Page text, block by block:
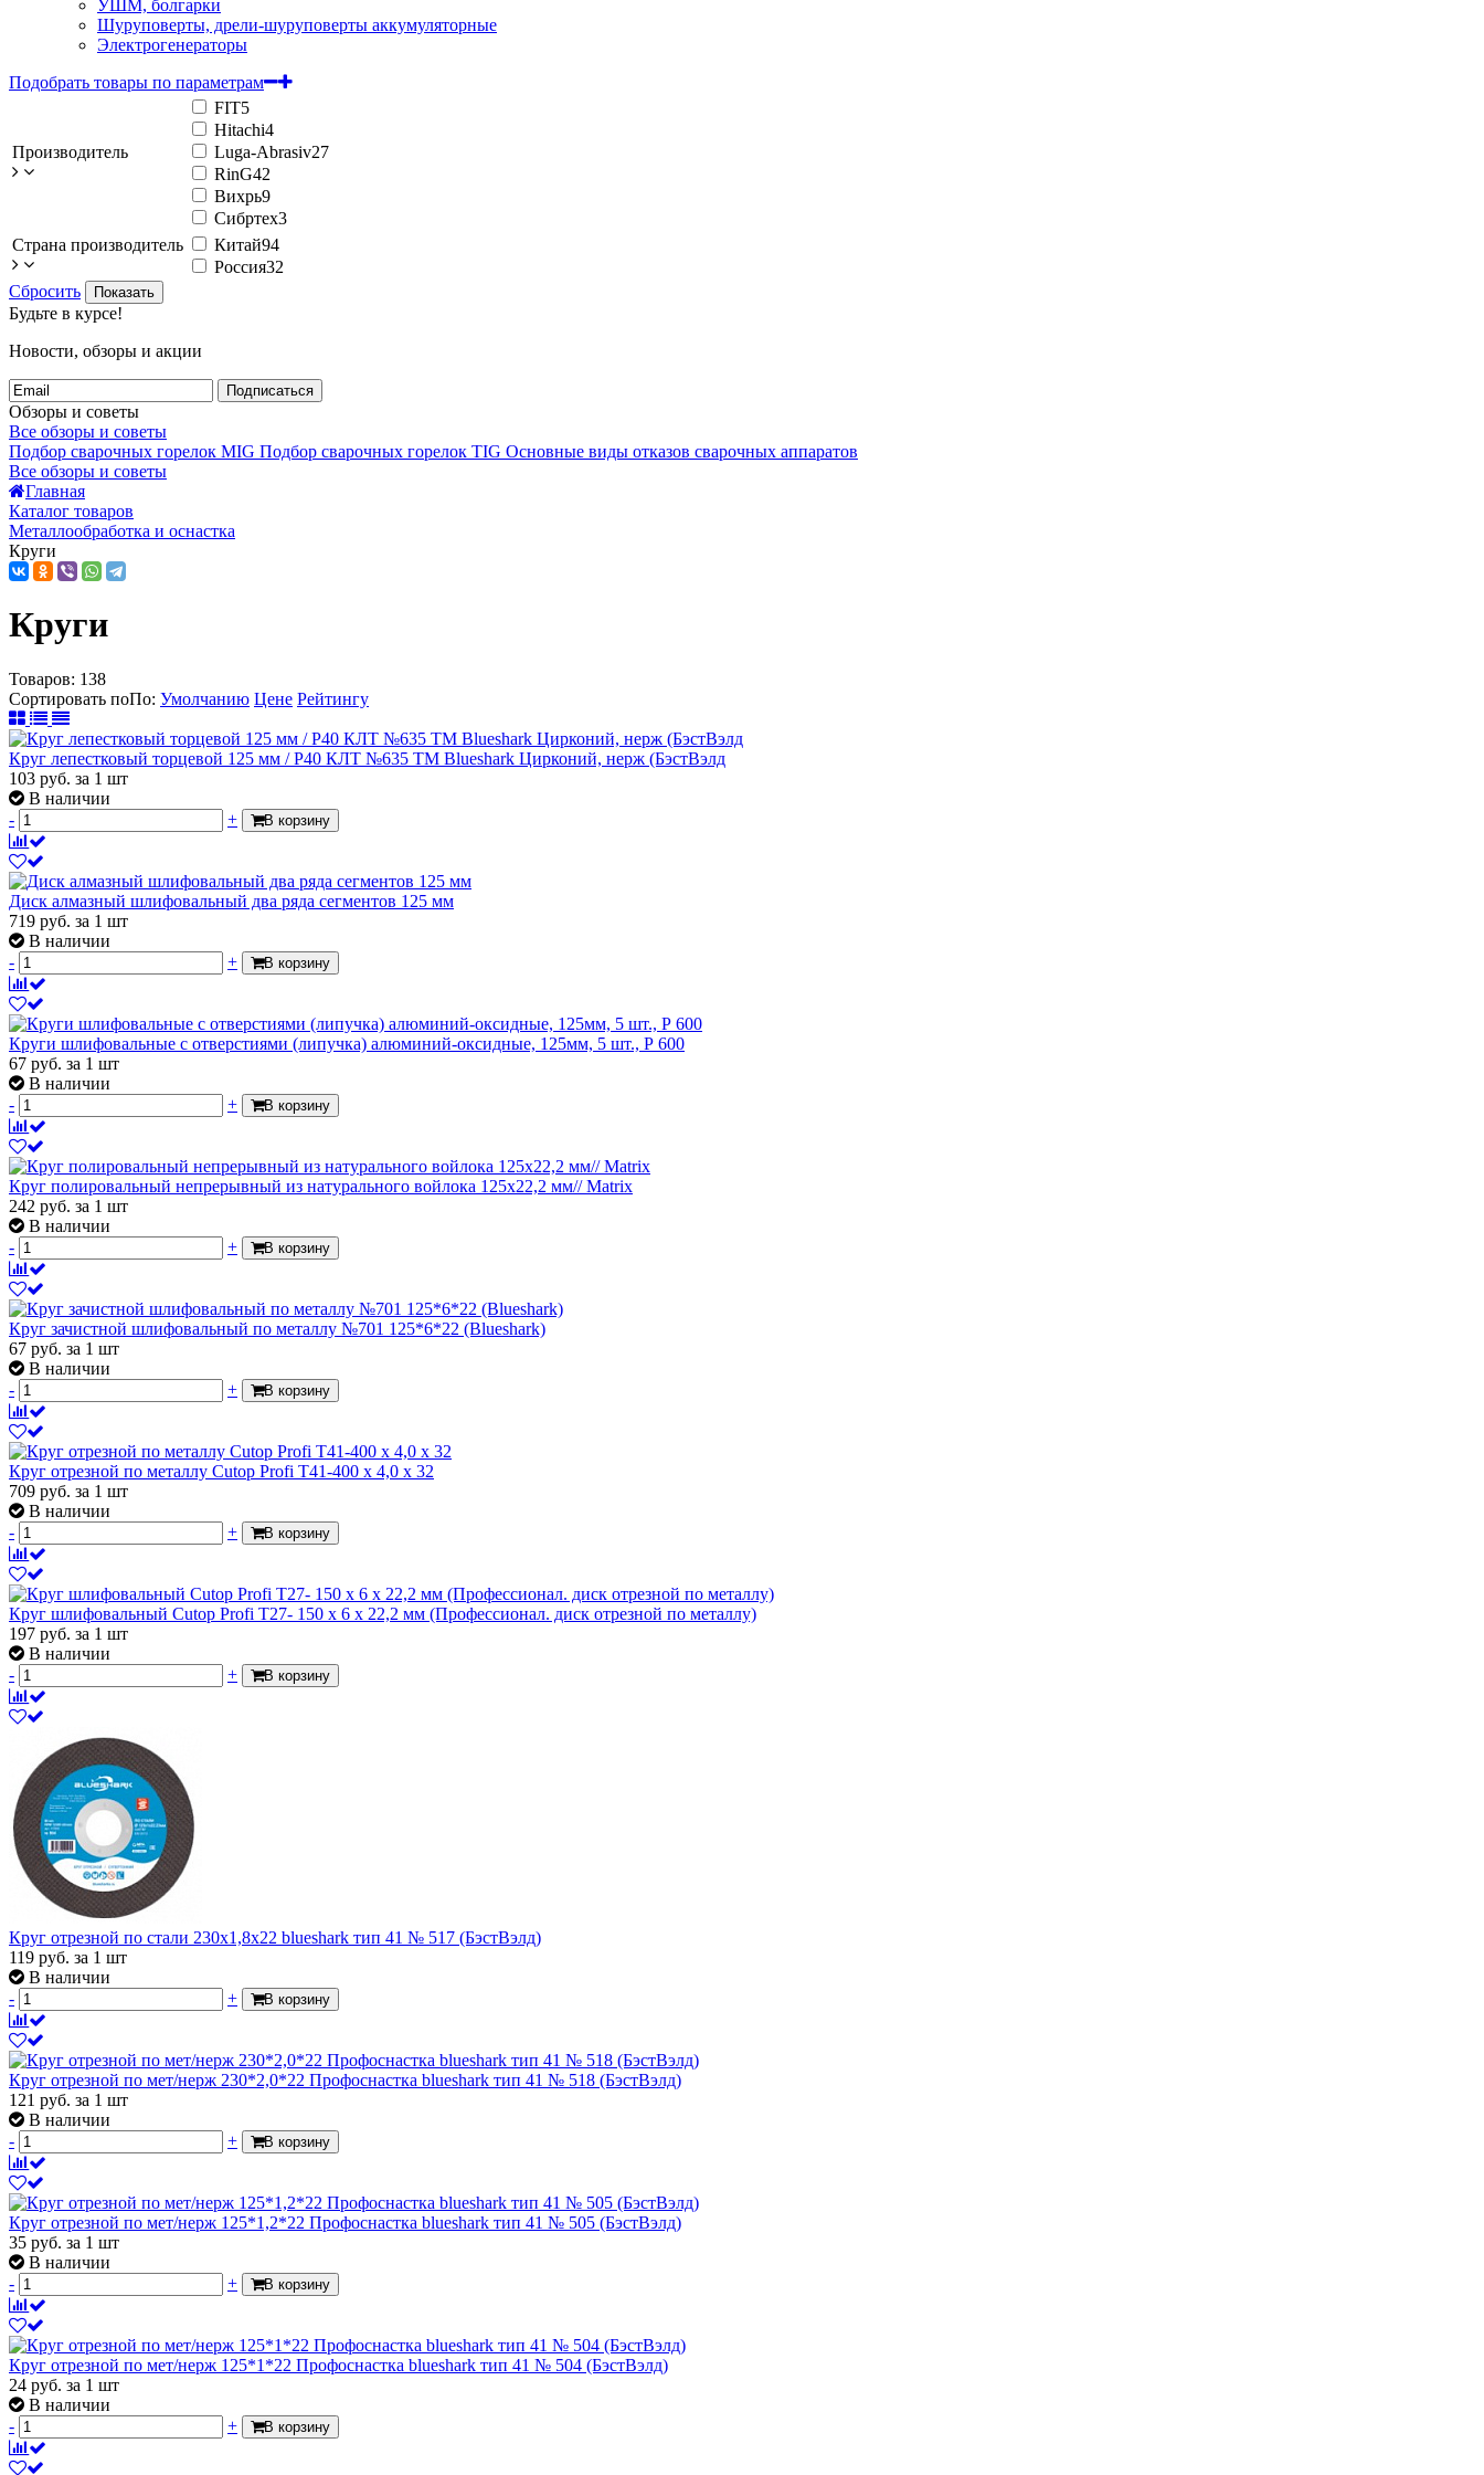
УШМ, болгарки
Шуруповерты, дрели-шуруповерты аккумуляторные
Электрогенераторы
Подобрать товары по параметрам
Производитель
FIT5
Hitachi4
Luga-Abrasiv27
RinG42
Вихрь9
Сибртех3
Страна производитель
Китай94
Россия32
Сбросить
Показать
Будьте в курсе!
Новости, обзоры и акции
Подписаться
Обзоры и советы
Все обзоры и советы
Подбор сварочных горелок MIG Подбор сварочных горелок TIG Основные виды отказов сварочных аппаратов
Все обзоры и советы
Главная
Каталог товаров
Металлообработка и оснастка
Круги
Круги
Товаров: 138
Сортировать поПо: Умолчанию Цене Рейтингу
Круг лепестковый торцевой 125 мм / Р40 КЛТ №635 ТМ Blueshark Цирконий, нерж (БэстВэлд
103 руб. за 1 шт
В наличии
-
+ В корзину
Диск алмазный шлифовальный два ряда сегментов 125 мм
719 руб. за 1 шт
В наличии
-
+ В корзину
Круги шлифовальные с отверстиями (липучка) алюминий-оксидные, 125мм, 5 шт., Р 600
67 руб. за 1 шт
В наличии
-
+ В корзину
Круг полировальный непрерывный из натурального войлока 125х22,2 мм// Matrix
242 руб. за 1 шт
В наличии
-
+ В корзину
Круг зачистной шлифовальный по металлу №701 125*6*22 (Blueshark)
67 руб. за 1 шт
В наличии
-
+ В корзину
Круг отрезной по металлу Cutop Profi T41-400 x 4,0 x 32
709 руб. за 1 шт
В наличии
-
+ В корзину
Круг шлифовальный Cutop Profi T27- 150 x 6 x 22,2 мм (Профессионал. диск отрезной по металлу)
197 руб. за 1 шт
В наличии
-
+ В корзину
Круг отрезной по стали 230х1,8х22 blueshark тип 41 № 517 (БэстВэлд)
119 руб. за 1 шт
В наличии
-
+ В корзину
Круг отрезной по мет/нерж 230*2,0*22 Профоснастка blueshark тип 41 № 518 (БэстВэлд)
121 руб. за 1 шт
В наличии
-
+ В корзину
Круг отрезной по мет/нерж 125*1,2*22 Профоснастка blueshark тип 41 № 505 (БэстВэлд)
35 руб. за 1 шт
В наличии
-
+ В корзину
Круг отрезной по мет/нерж 125*1*22 Профоснастка blueshark тип 41 № 504 (БэстВэлд)
24 руб. за 1 шт
В наличии
-
+ В корзину